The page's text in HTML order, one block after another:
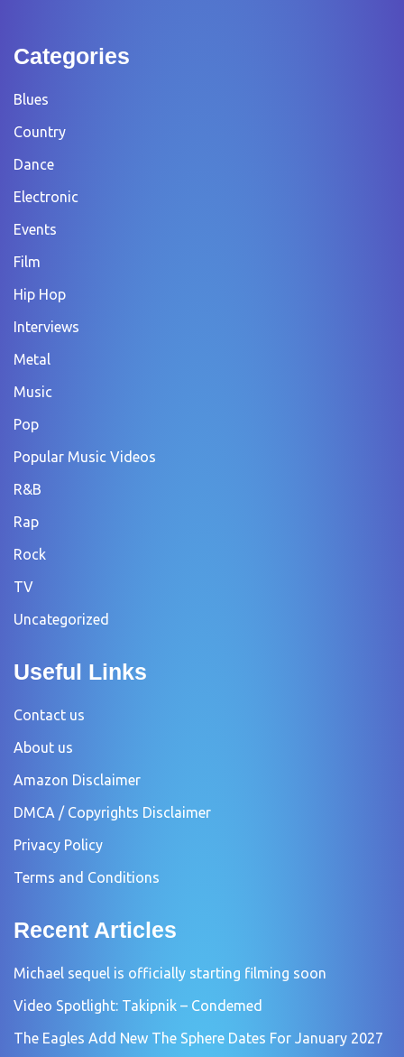
Categories
Blues
Country
Dance
Electronic
Events
Film
Hip Hop
Interviews
Metal
Music
Pop
Popular Music Videos
R&B
Rap
Rock
TV
Uncategorized
Useful Links
Contact us
About us
Amazon Disclaimer
DMCA / Copyrights Disclaimer
Privacy Policy
Terms and Conditions
Recent Articles
Michael sequel is officially starting filming soon
Video Spotlight: Takipnik – Condemed
The Eagles Add New The Sphere Dates For January 2027